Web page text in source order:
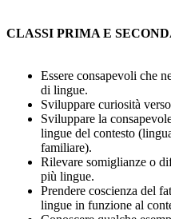
CLASSI PRIMA E
Essere consapevoli che
di lingue.
Sviluppare curiosità
Sviluppare la
lingue del contesto
familiare).
Rilevare somiglianze o
più lingue.
Prendere coscienza del
lingue in funzione al